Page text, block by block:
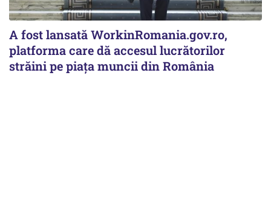
A fost lansată WorkinRomania.gov.ro,
platforma care dă accesul lucrătorilor
străini pe piața muncii din România